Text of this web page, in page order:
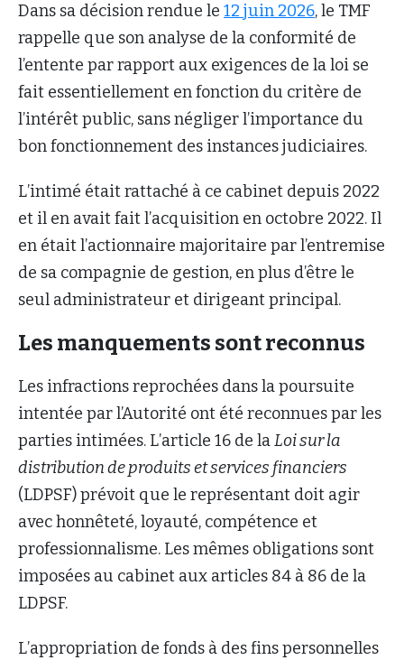
Dans sa décision rendue le 12 juin 2026, le TMF
rappelle que son analyse de la conformité de
l’entente par rapport aux exigences de la loi se
fait essentiellement en fonction du critère de
l’intérêt public, sans négliger l’importance du
bon fonctionnement des instances judiciaires.
L’intimé était rattaché à ce cabinet depuis 2022
et il en avait fait l’acquisition en octobre 2022. Il
en était l’actionnaire majoritaire par l’entremise
de sa compagnie de gestion, en plus d’être le
seul administrateur et dirigeant principal.
Les manquements sont reconnus
Les infractions reprochées dans la poursuite
intentée par l’Autorité ont été reconnues par les
parties intimées. L’article 16 de laLoi sur la
distribution de produits et services financiers
(LDPSF) prévoit que le représentant doit agir
avec honnêteté, loyauté, compétence et
professionnalisme. Les mêmes obligations sont
imposées au cabinet aux articles 84 à 86 de la
LDPSF.
L’appropriation de fonds à des fins personnelles